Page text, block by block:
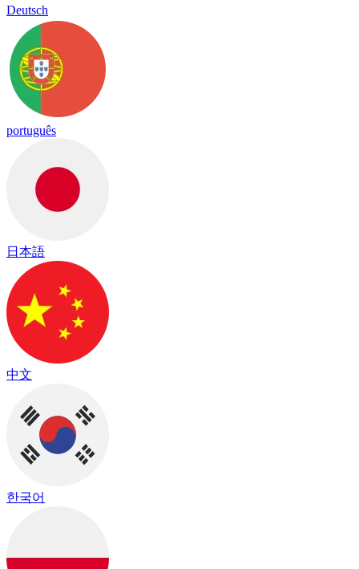
Deutsch
português
日本語
中文
한국어